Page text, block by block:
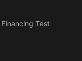
Test